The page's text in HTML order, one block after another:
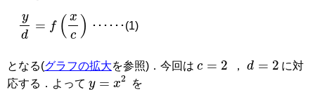
yd = (xc) ･･････(1)
となる(グラフの拡大を参照)．今回は ，
d 2
に対
応する．よって y=x2 を